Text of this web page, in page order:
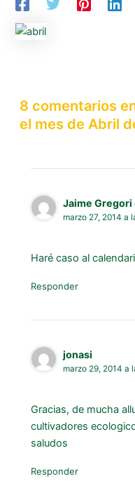
8 comentarios
el mes de Abril
Jaime Gregori
marzo 27, 2014 a
Haré caso al
Responder
jonasi
marzo 29, 2014 a
Gracias, de mucha
cultivadores
saludos
Responder